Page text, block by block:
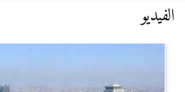
الفيديو